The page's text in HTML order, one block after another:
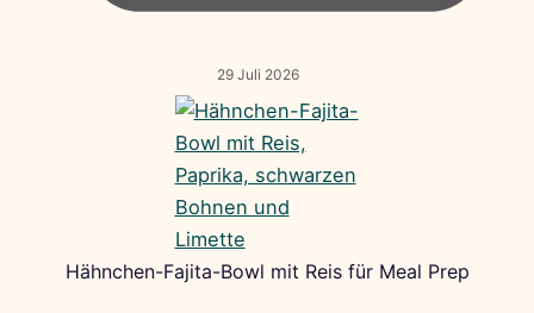
29 Juli 2026
Hähnchen-Fajita-Bowl mit Reis für Meal Prep